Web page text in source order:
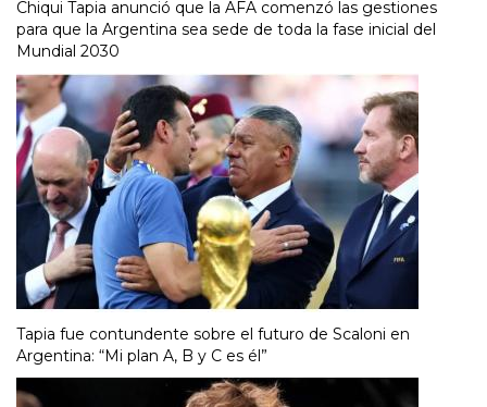
Chiqui Tapia anunció que la AFA comenzó las gestiones
para que la Argentina sea sede de toda la fase inicial del
Mundial 2030
Tapia fue contundente sobre el futuro de Scaloni en
Argentina: “Mi plan A, B y C es él”